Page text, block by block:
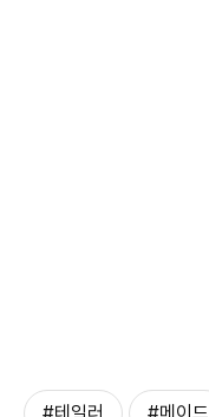
#테일러 #메이드